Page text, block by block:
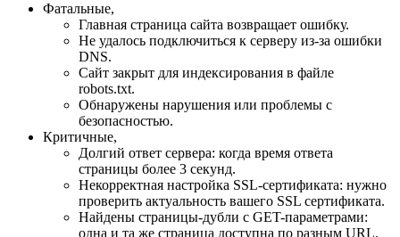
Фатальные,
Главная страница сайта возвращает ошибку.
Не удалось подключиться к серверу из-за ошибки
DNS.
Сайт закрыт для индексирования в файле
robots.txt.
Обнаружены нарушения или проблемы с
безопасностью.
Критичные,
Долгий ответ сервера: когда время ответа
страницы более 3 секунд.
Некорректная настройка SSL-сертификата: нужно
проверить актуальность вашего SSL сертификата.
Найдены страницы-дубли с GET-параметрами:
одна и та же страница доступна по разным URL.